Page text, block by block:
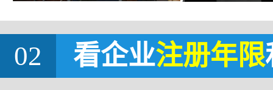
02 看企业注册年限